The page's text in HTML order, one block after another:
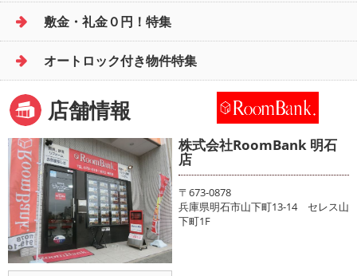
敷金・礼金０円！特集
オートロック付き物件特集
店舗情報
株式会社RoomBank 明石
店
〒673-0878
兵庫県明石市山下町13-14 セレス山
下町1F